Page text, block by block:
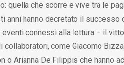
quella che scorre e vive tra le
anni hanno decretato il successo
connessi alla lettura – il
come Giacomo
o Arianna De Filippis che hanno